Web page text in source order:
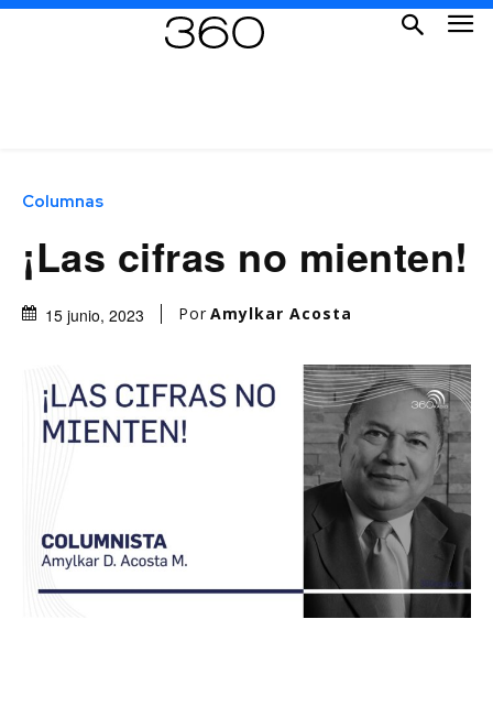
Columnas
¡Las cifras no mienten!
15 junio, 2023 Por Amylkar Acosta